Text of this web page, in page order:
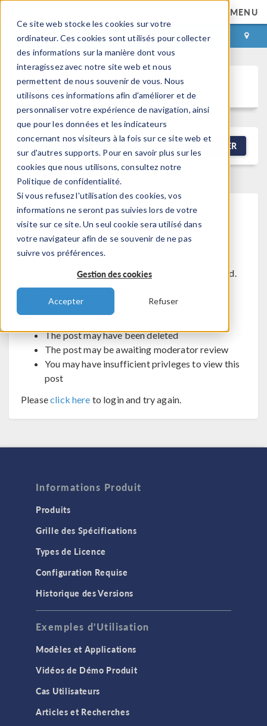
Ce site web stocke les cookies sur votre
ordinateur. Ces cookies sont utilisés pour collecter
des informations sur la manière dont vous
interagissez avec notre site web et nous
permettent de nous souvenir de vous. Nous
utilisons ces informations afin d'améliorer et de
personnaliser votre expérience de navigation, ainsi
que pour les données et les indicateurs
concernant nos visiteurs à la fois sur ce site web et
sur d'autres supports. Pour en savoir plus sur les
cookies que nous utilisons, consultez notre
Politique de confidentialité.
Si vous refusez l'utilisation des cookies, vos
informations ne seront pas suivies lors de votre
visite sur ce site. Un seul cookie sera utilisé dans
votre navigateur afin de se souvenir de ne pas
suivre vos préférences.
Gestion des cookies
Accepter Refuser
MENU
CONNEXION CONTACT
Discussion Forum
FILTRER
This forum post cannot be
viewed
The post you are trying to view cannot be displayed.
Possible reasons:
The post may have been deleted
The post may be awaiting moderator review
You may have insufficient privleges to view this
post
Pleaseclick here to login and try again.
Informations Produit
Produits
Grille des Spécifications
Types de Licence
Configuration Requise
Historique des Versions
Exemples d'Utilisation
Modèles et Applications
Vidéos de Démo Produit
Cas Utilisateurs
Articles et Recherches